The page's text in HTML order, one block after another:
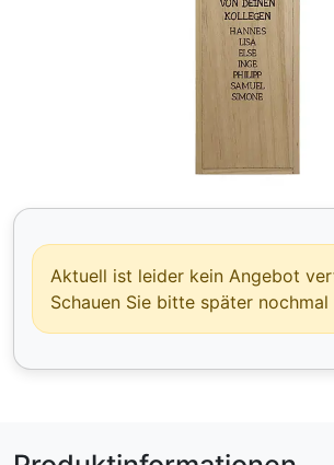
Aktuell ist leider kein Angebot
Schauen Sie bitte später nochmal